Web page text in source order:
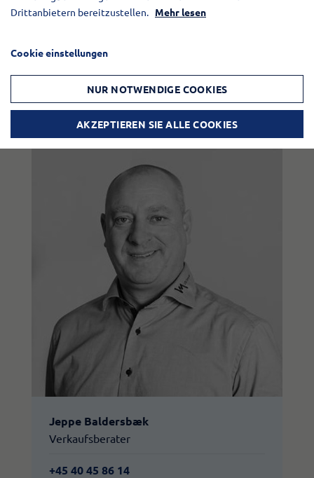
Verkaufsberater
+45 40 10 29 44
ah@vmtarm.dk
Jeppe Baldersbæk
Verkaufsberater
+45 40 45 86 14
Drittanbietern bereitzustellen. Mehr lesen
Cookie einstellungen
NUR NOTWENDIGE COOKIES
AKZEPTIEREN SIE ALLE COOKIES